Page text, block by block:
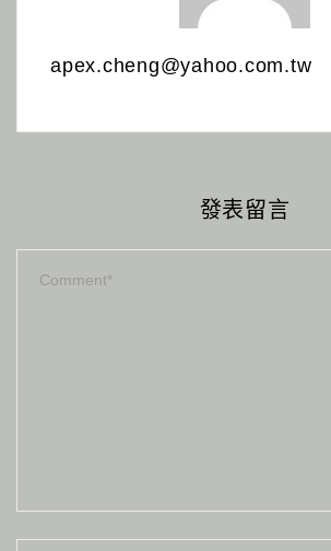
apex.cheng@yahoo.com.tw
發表留言